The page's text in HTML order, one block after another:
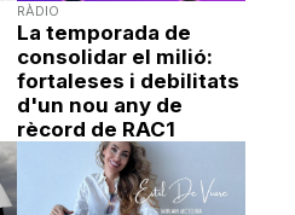
RÀDIO
La temporada de
consolidar el milió:
fortaleses i debilitats
d'un nou any de
rècord de RAC1